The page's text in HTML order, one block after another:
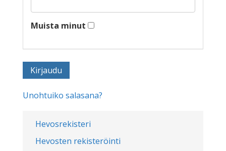
Hevosrekisteri
Hevosten rekisteröinti
Muista minut
Unohtuiko salasana?